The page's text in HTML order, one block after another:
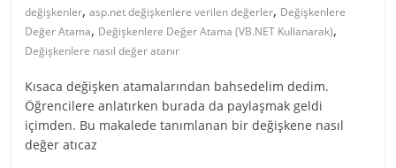
değişkenler,asp.net değişkenlere verilen değerler, Değişkenlere
Değer Atama, Değişkenlere Değer Atama (VB.NET Kullanarak),
Değişkenlere nasıl değer atanır
Kısaca değişken atamalarından bahsedelim dedim.
Öğrencilere anlatırken burada da paylaşmak geldi
içimden. Bu makalede tanımlanan bir değişkene nasıl
değer atıcaz